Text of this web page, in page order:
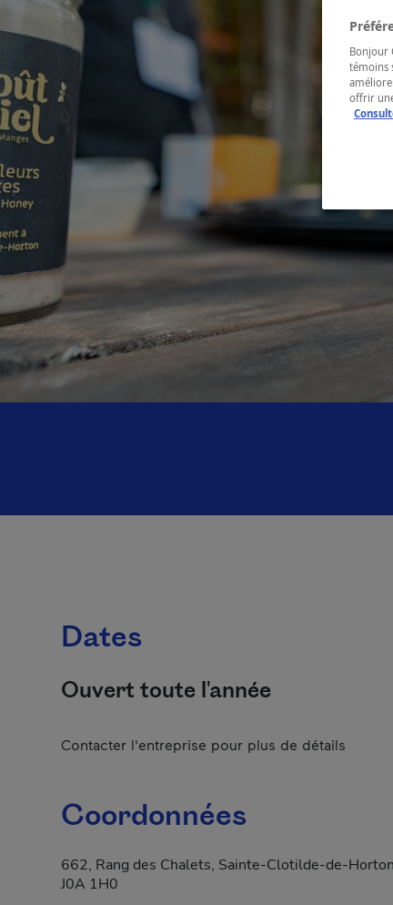
Dates
Ouvert toute l'année
Contacter l'entreprise pour plus de détails
Coordonnées
662, Rang des Chalets, Sainte-Clotilde-de-
J0A 1H0
Bonjour
témoins
offrir